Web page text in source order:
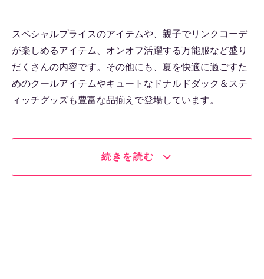
スペシャルプライスのアイテムや、親子でリンクコーデ
が楽しめるアイテム、オンオフ活躍する万能服など盛り
だくさんの内容です。その他にも、夏を快適に過ごすた
めのクールアイテムやキュートなドナルドダック＆ステ
ィッチグッズも豊富な品揃えで登場しています。
続きを読む